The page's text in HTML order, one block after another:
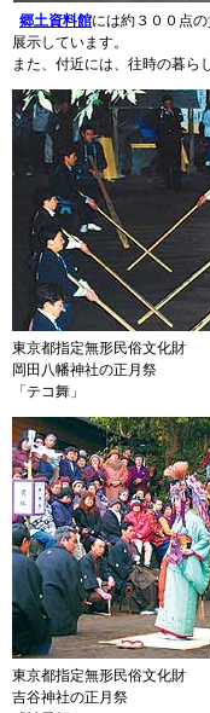
郷土資料館には約３００点
展示しています。
また、付近には、往時の暮ら
東京都指定無形民俗文化財
岡田八幡神社の正月祭
「テコ舞」
東京都指定無形民俗文化財
吉谷神社の正月祭